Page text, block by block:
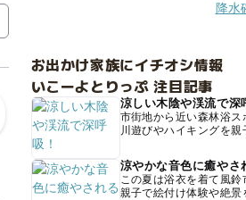
降水
お出かけ家族にイチオシ情報
いこーよとりっぷ 注目記事
涼しい木陰や渓流で深
市街地から近い森林浴ス
川遊びやハイキングを親
涼やかな音色に癒やさ
この夏は浴衣を着て風鈴
親子で絵付け体験や絶景